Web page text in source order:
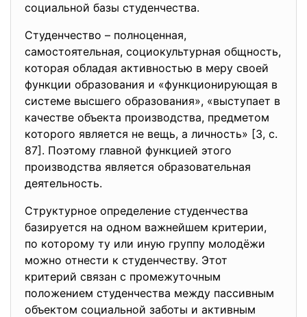
социальной базы студенчества.
Студенчество – полноценная,
самостоятельная, социокультурная общность,
которая обладая активностью в меру своей
функции образования и «функционирующая в
системе высшего образования», «выступает в
качестве объекта производства, предметом
которого является не вещь, а личность» [3, с.
87]. Поэтому главной функцией этого
производства является образовательная
деятельность.
Структурное определение студенчества
базируется на одном важнейшем критерии,
по которому ту или иную группу молодёжи
можно отнести к студенчеству. Этот
критерий связан с промежуточным
положением студенчества между пассивным
объектом социальной заботы и активным